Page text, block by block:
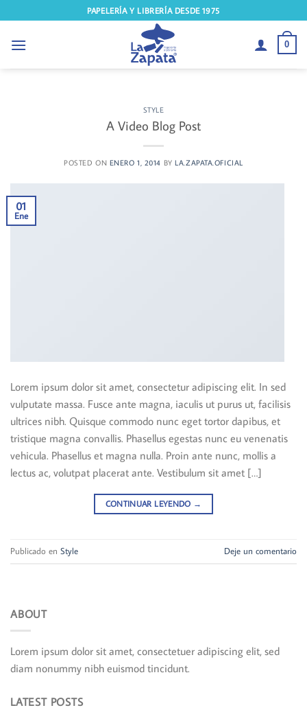
al
contenido
PAPELERÍA Y LIBRERÍA DESDE 1975
0
STYLE
A Video Blog Post
POSTED ON ENERO 1, 2014 BYLA.ZAPATA.OFICIAL
01
Ene
Lorem ipsum dolor sit amet, consectetur adipiscing elit. In sed
vulputate massa. Fusce ante magna, iaculis ut purus ut, facilisis
ultrices nibh. Quisque commodo nunc eget tortor dapibus, et
tristique magna convallis. Phasellus egestas nunc eu venenatis
vehicula. Phasellus et magna nulla. Proin ante nunc, mollis a
lectus ac, volutpat placerat ante. Vestibulum sit amet […]
CONTINUAR LEYENDO →
Publicado en Style Deje un comentario
ABOUT
Lorem ipsum dolor sit amet, consectetuer adipiscing elit, sed
diam nonummy nibh euismod tincidunt.
LATEST POSTS